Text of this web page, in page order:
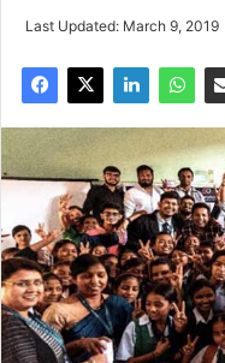
Last Updated: March 9, 2019